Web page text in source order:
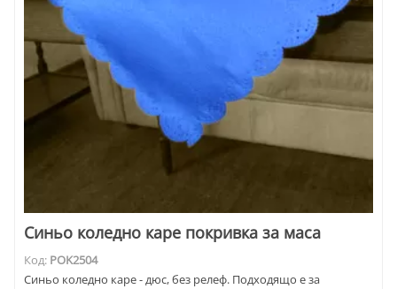
Синьо коледно каре покривка за маса
Код: POK2504
Синьо коледно каре - дюс, без релеф. Подходящо е за